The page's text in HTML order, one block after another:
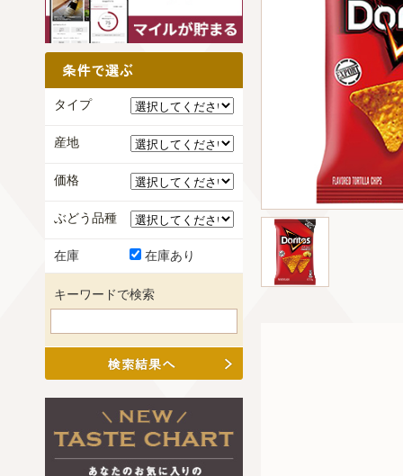
タイプ
産地
価格
ぶどう品種
在庫 在庫あり
キーワードで検索